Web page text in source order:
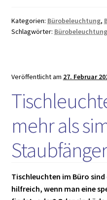
Kleine
Kategorien: Bürobeleuchtung,
Schlagwörter: Bürobeleuchtung
Veröffentlicht am 27. Februar
mehr als
Tischleuchten im Büro
hilfreich, wenn man eine